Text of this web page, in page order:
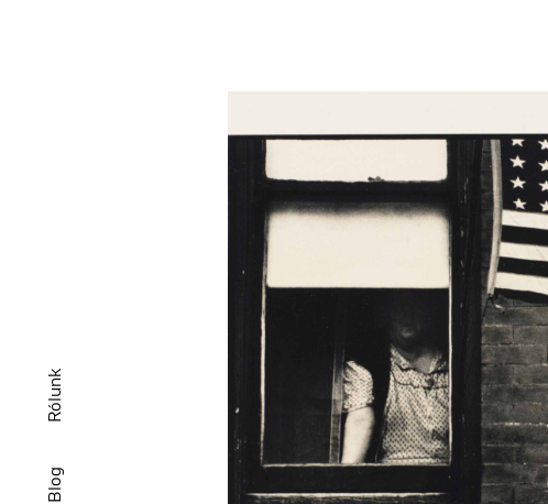
Blog
Rólunk